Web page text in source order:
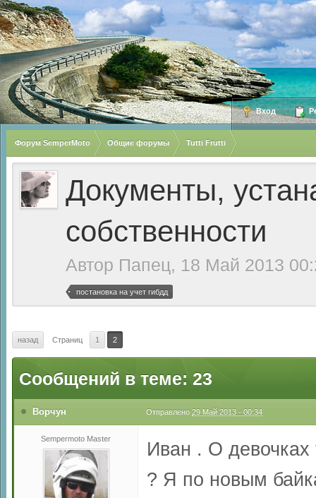
Вход
Форум SemperMoto Общие форумы Tutti Frutti
Документы,
собственности
Автор Папец, 18 Май 2013
постановка на учет гибдд
назад Страниц 1 2
Сообщений в теме: 23
Ворчун Отправлено 29 Май 2013 - 00:34
Sempermoto Master
Иван . О девочках
? Я по новым